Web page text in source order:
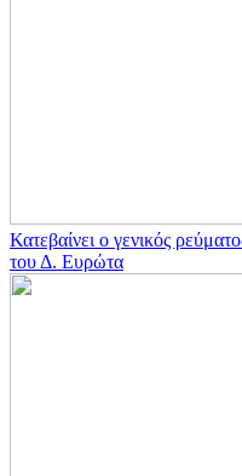
Κατεβαίνει ο γενικός
του Δ. Ευρώτα